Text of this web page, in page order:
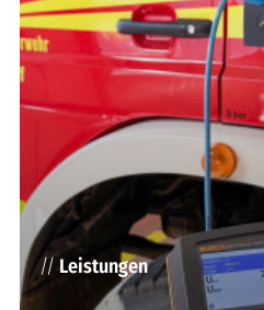
//Leistungen